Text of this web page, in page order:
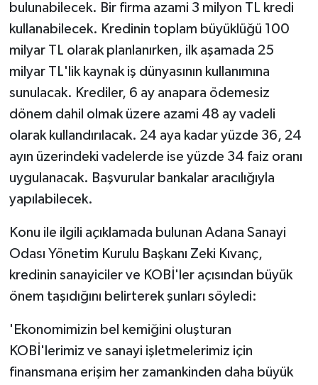
bulunabilecek. Bir firma azami 3 milyon TL kredi
kullanabilecek. Kredinin toplam büyüklüğü 100
milyar TL olarak planlanırken, ilk aşamada 25
milyar TL'lik kaynak iş dünyasının kullanımına
sunulacak. Krediler, 6 ay anapara ödemesiz
dönem dahil olmak üzere azami 48 ay vadeli
olarak kullandırılacak. 24 aya kadar yüzde 36, 24
ayın üzerindeki vadelerde ise yüzde 34 faiz oranı
uygulanacak. Başvurular bankalar aracılığıyla
yapılabilecek.
Konu ile ilgili açıklamada bulunan Adana Sanayi
Odası Yönetim Kurulu Başkanı Zeki Kıvanç,
kredinin sanayiciler ve KOBİ'ler açısından büyük
önem taşıdığını belirterek şunları söyledi:
'Ekonomimizin bel kemiğini oluşturan
KOBİ'lerimiz ve sanayi işletmelerimiz için
finansmana erişim her zamankinden daha büyük